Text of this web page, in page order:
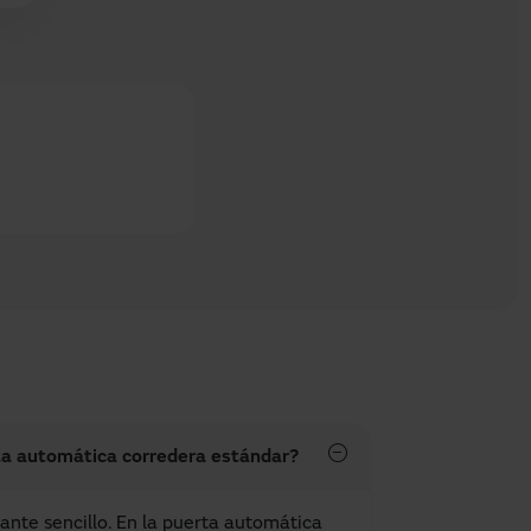
automática corredera estándar?
sencillo. En la puerta automática